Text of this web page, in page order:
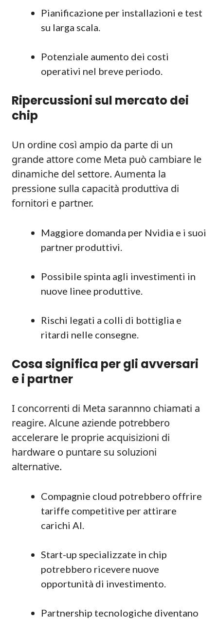
Pianificazione per installazioni e test
su larga scala.
Potenziale aumento dei costi
operativi nel breve periodo.
Ripercussioni sul mercato dei
chip
Un ordine così ampio da parte di un
grande attore come Meta può cambiare le
dinamiche del settore. Aumenta la
pressione sulla capacità produttiva di
fornitori e partner.
Maggiore domanda per Nvidia e i suoi
partner produttivi.
Possibile spinta agli investimenti in
nuove linee produttive.
Rischi legati a colli di bottiglia e
ritardi nelle consegne.
Cosa significa per gli avversari
e i partner
I concorrenti di Meta sarannno chiamati a
reagire. Alcune aziende potrebbero
accelerare le proprie acquisizioni di
hardware o puntare su soluzioni
alternative.
Compagnie cloud potrebbero offrire
tariffe competitive per attirare
carichi AI.
Start-up specializzate in chip
potrebbero ricevere nuove
opportunità di investimento.
Partnership tecnologiche diventano